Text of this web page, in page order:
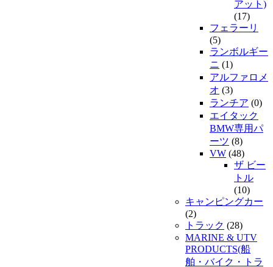
アット)
(17)
フェラーリ
(5)
ランボルギー
ニ (1)
アルファロメ
オ (3)
ランチア (0)
エイタック
BMW専用パ
ーツ (8)
VW (48)
ザ ビー
トル
(10)
キャンピングカー
(2)
トラック (28)
MARINE & UTV
PRODUCTS(船
舶・バイク・トラ